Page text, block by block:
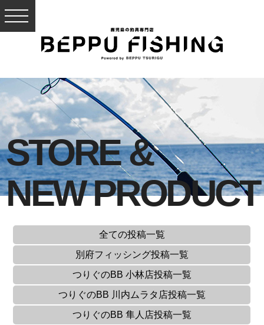
STORE &
NEW PRODUCT
全ての投稿一覧
別府フィッシング投稿一覧
つりぐのBB 小林店投稿一覧
つりぐのBB 川内ムラタ店投稿一覧
つりぐのBB 隼人店投稿一覧